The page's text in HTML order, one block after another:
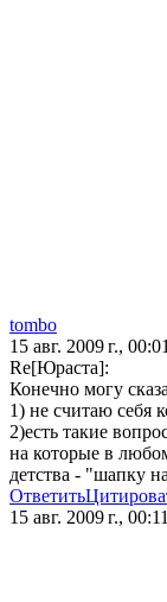
tombo
15 авг. 2009 г.,
Re[Юраста]:
Конечно могу
1) не считаю себя
2)есть такие
на которые в
детства - "шапку
Ответить
15 авг. 2009 г.,